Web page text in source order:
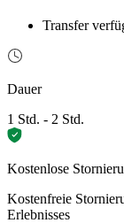
Transfer
Dauer
1 Std. - 2 Std.
Kostenlose
Kostenfreie
Erlebnisses